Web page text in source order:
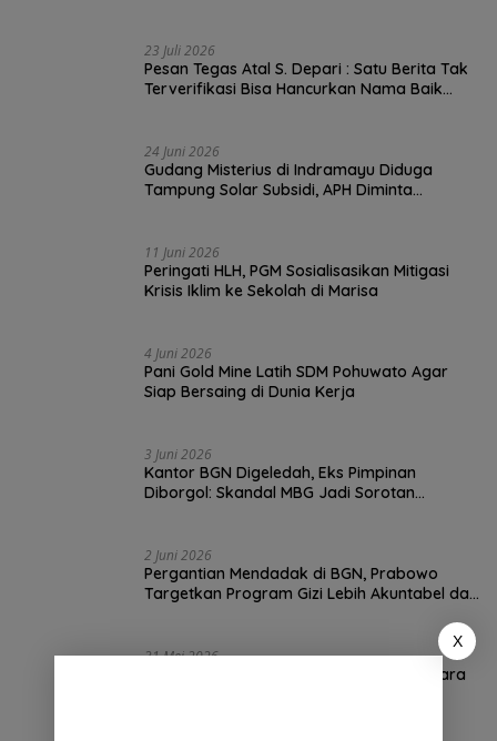
23 Juli 2026
Pesan Tegas Atal S. Depari : Satu Berita Tak
Terverifikasi Bisa Hancurkan Nama Baik
24 Juni 2026
Gudang Misterius di Indramayu Diduga
Tampung Solar Subsidi, APH Diminta
11 Juni 2026
Peringati HLH, PGM Sosialisasikan Mitigasi
Krisis Iklim ke Sekolah di Marisa
4 Juni 2026
Pani Gold Mine Latih SDM Pohuwato Agar
Siap Bersaing di Dunia Kerja
3 Juni 2026
Kantor BGN Digeledah, Eks Pimpinan
Diborgol: Skandal MBG Jadi Sorotan
2 Juni 2026
Pergantian Mendadak di BGN, Prabowo
Targetkan Program Gizi Lebih Akuntabel dan
31 Mei 2026
Viral! YouTube Akan Tandai Video AI Secara
X